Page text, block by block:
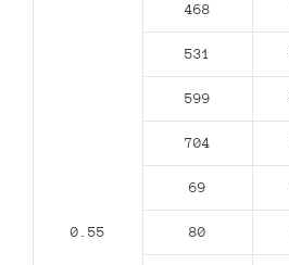
0.55
468
531
599
704
69
80